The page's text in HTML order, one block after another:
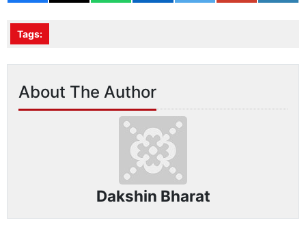
Tags:
About The Author
Dakshin Bharat